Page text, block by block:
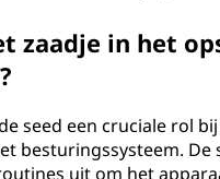
zaadje in het
seed een cruciale rol
besturingssysteem.
uit om het